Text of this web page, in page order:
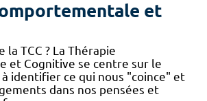
et
la TCC ? La Thérapie
et Cognitive se centre sur le
identifier ce qui nous "coince" et
dans nos pensées et